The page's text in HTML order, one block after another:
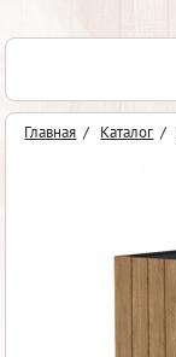
Главная / Каталог /